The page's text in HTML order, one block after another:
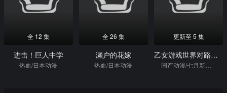
全 12 集
进击！巨人中学
热血/日本动漫
全 26 集
濑户的花嫁
热血/日本动漫
更新至 5 集
乙女游戏世界对路人角色很不友好第2季
国产动漫/七月新番/热血/日本动漫